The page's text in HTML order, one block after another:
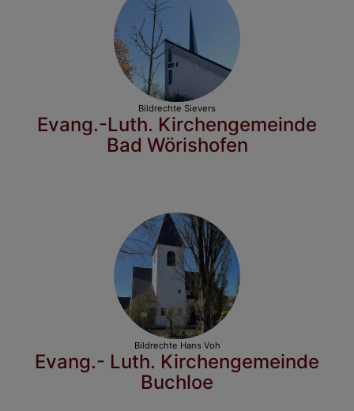
Bildrechte Sievers
Evang.-Luth. Kirchengemeinde
Bad Wörishofen
Bildrechte Hans Voh
Evang.- Luth. Kirchengemeinde
Buchloe